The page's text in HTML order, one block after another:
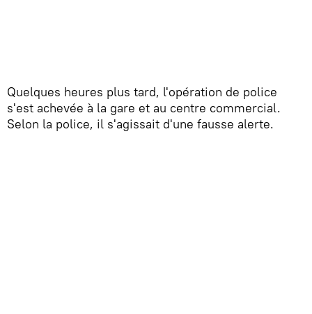
Quelques heures plus tard, l'opération de police
s'est achevée à la gare et au centre commercial.
Selon la police, il s'agissait d'une fausse alerte.